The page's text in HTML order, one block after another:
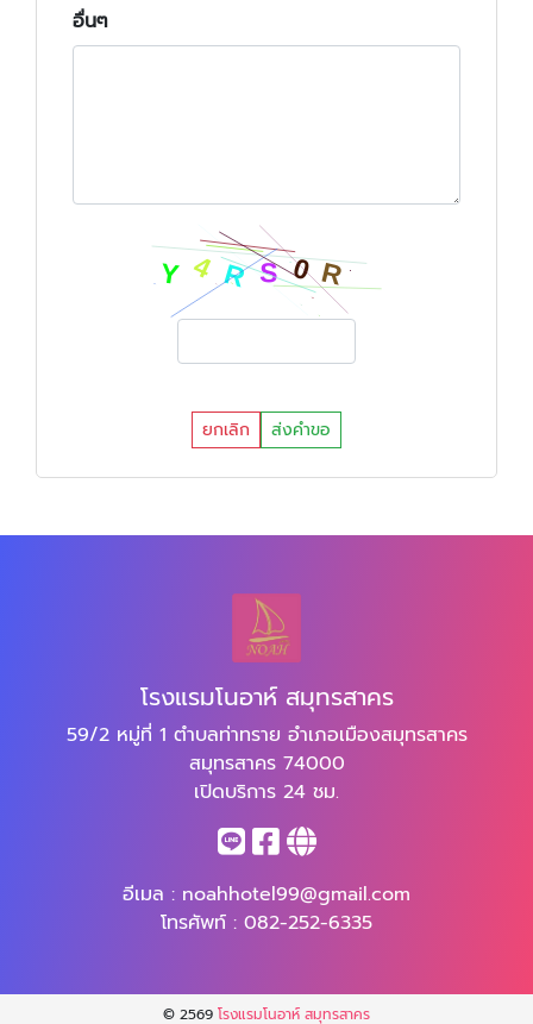
อื่นๆ
ยกเลิก ส่งคำขอ
โรงแรมโนอาห์ สมุทรสาคร
59/2 หมู่ที่ 1 ตำบลท่าทราย อำเภอเมืองสมุทรสาคร
สมุทรสาคร 74000
เปิดบริการ 24 ชม.
อีเมล : noahhotel99@gmail.com
โทรศัพท์ : 082-252-6335
© 2569 โรงแรมโนอาห์ สมุทรสาคร